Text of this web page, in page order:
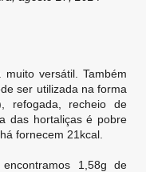
versátil. Também
ser utilizada na forma
refogada, recheio de
das hortaliças é pobre
fornecem 21kcal.
1,58g de